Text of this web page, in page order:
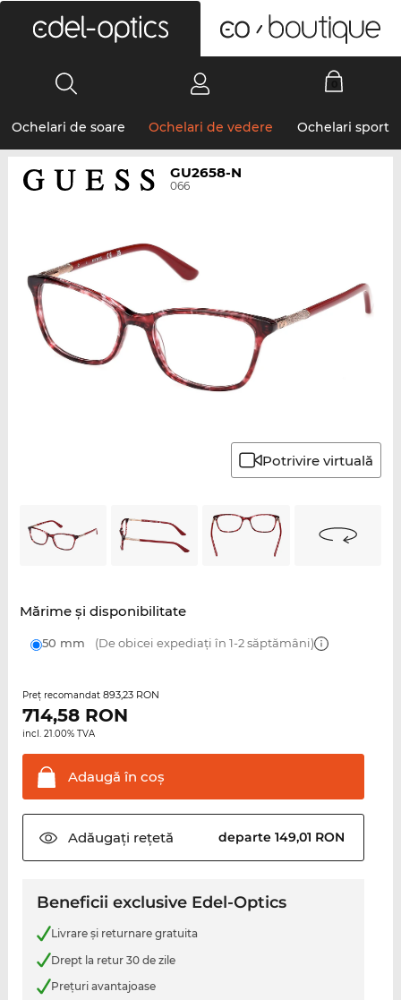
Ochelari de soare Ochelari de vedere Ochelari sport
GU2658-N
066
Potrivire virtuală
Mărime şi disponibilitate
50 mm (De obicei expediați în 1-2 săptămâni)
Preţ recomandat 893,23 RON
714,58RON
incl. 21.00% TVA
Adaugă în coş
Adăugați rețetă departe 149,01 RON
Beneficii exclusive Edel-Optics
Livrare şi returnare gratuita
Drept la retur 30 de zile
Preţuri avantajoase